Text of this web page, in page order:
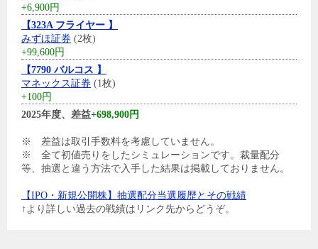
+6,900円
【323A フライヤー 】
みずほ証券 (2枚)
+99,600円
【7790 バルコス 】
マネックス証券 (1枚)
+100円
2025年度、差益+698,900円
※ 差益は取引手数料を考慮していません。
※ 全て初値売りをしたシミュレーションです。裁量配分
等、抽選と違う方法で入手した結果は掲載しておりません。
【IPO・新規公開株】抽選配分当選履歴とその戦績
↑より詳しい過去の戦績はリンク先からどうぞ。